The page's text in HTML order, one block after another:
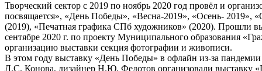
Творческий сектор с 2019 по ноябрь 2020 год провёл и
посвящается», «День Победы», «Весна-2019», «Осень-
(2019), «Печатная графика СПб художников» (2020). Прошли
сентябре 2020 г. по проекту Муниципального образования
организацию выставки секция фотографии и живописи.
В этом году выставку «День Победы» в офлайн из-за
Л.С. Конова, дизайнер Н.Ю. Федотов организовали выставку